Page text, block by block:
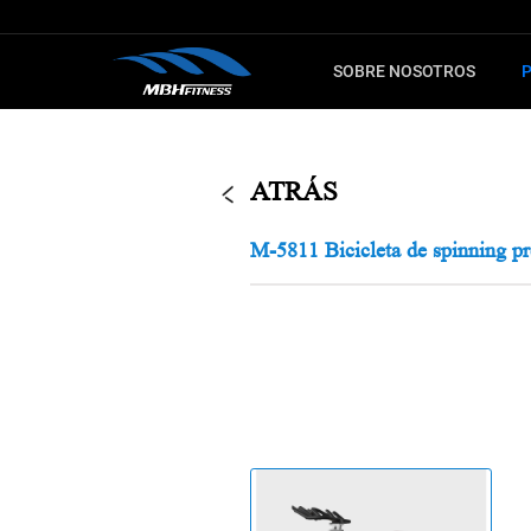
SOBRE NOSOTROS
PARA
ATRÁS
M-5811 Bicicleta de spinning